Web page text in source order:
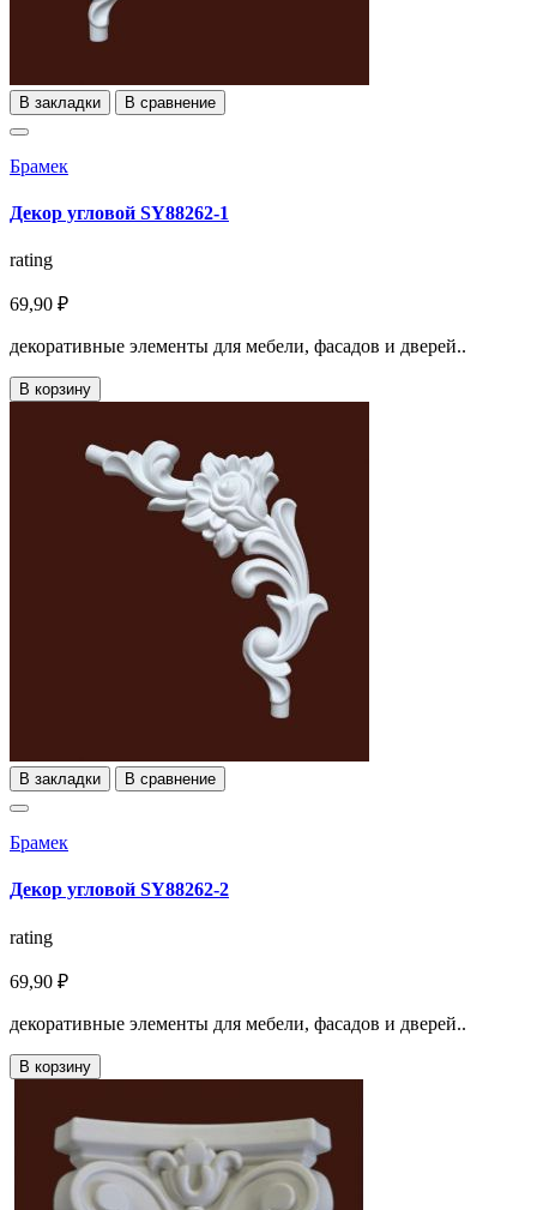
В закладки В сравнение
Брамек
Декор угловой SY88262-1
rating
69,90 ₽
декоративные элементы для мебели, фасадов и дверей..
В корзину
В закладки В сравнение
Брамек
Декор угловой SY88262-2
rating
69,90 ₽
декоративные элементы для мебели, фасадов и дверей..
В корзину